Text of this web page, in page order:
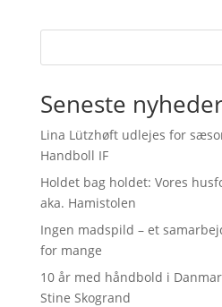
Seneste
Lina Lützhøft udlejes for
Handboll IF
Holdet bag holdet: Vores
aka. Hamistolen
Ingen madspild – et
for mange
10 år med håndbold i
Stine Skogrand